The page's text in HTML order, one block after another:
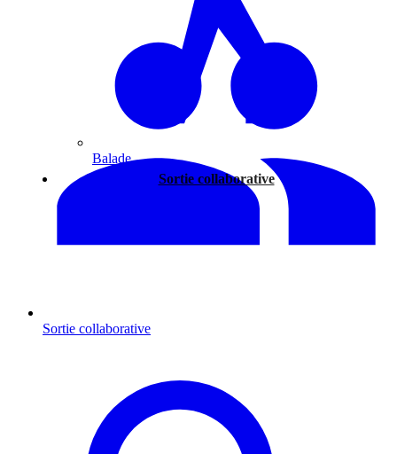
Balade
Sortie collaborative
Sortie collaborative